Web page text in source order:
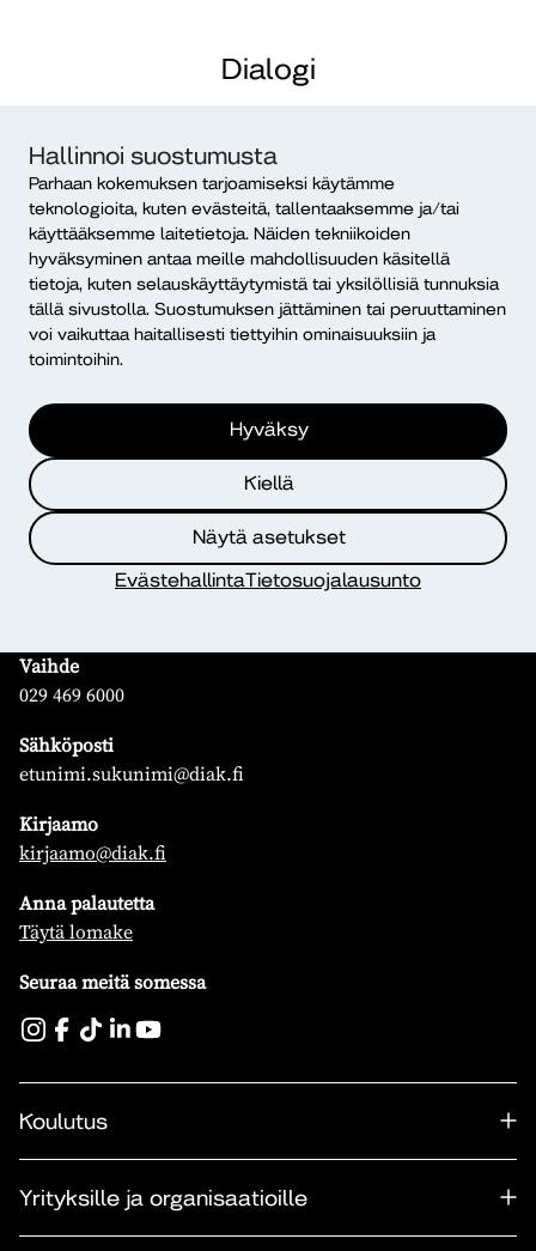
Hallinnoi suostumusta
Parhaan kokemuksen tarjoamiseksi käytämme
teknologioita, kuten evästeitä, tallentaaksemme ja/tai
käyttääksemme laitetietoja. Näiden tekniikoiden
hyväksyminen antaa meille mahdollisuuden käsitellä
tietoja, kuten selauskäyttäytymistä tai yksilöllisiä tunnuksia
tällä sivustolla. Suostumuksen jättäminen tai peruuttaminen
voi vaikuttaa haitallisesti tiettyihin ominaisuuksiin ja
toimintoihin.
Hyväksy
Kiellä
Näytä asetukset
EvästehallintaTietosuojalausunto
Dialogi
PL 12, 00511 Helsinki
ISSN 2490-0117
Mikä Dialogi?
Yhteystiedot
Diakonia–ammattikorkeakoulu
PL 12, 00511 Helsinki
Yhteystiedot
Kampusten yhteystiedot
Vaihde
029 469 6000
Sähköposti
etunimi.sukunimi@diak.fi
Kirjaamo
kirjaamo@diak.fi
Anna palautetta
Täytä lomake
Seuraa meitä somessa
Koulutus
Yrityksille ja organisaatioille